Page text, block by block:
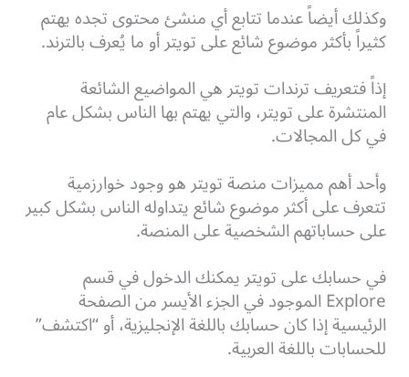
وكذلك أيضاً عندما تتابع أي منشئ محتوى تجده يهتم
كثيراً بأكثر موضوع شائع على تويتر أو ما يُعرف بالترند.
إذاً فتعريف ترندات تويتر هي المواضيع الشائعة
المنتشرة على تويتر، والتي يهتم بها الناس بشكل عام
في كل المجالات.
وأحد أهم مميزات منصة تويتر هو وجود خوارزمية
تتعرف على أكثر موضوع شائع يتداوله الناس بشكل كبير
على حساباتهم الشخصية على المنصة.
في حسابك على تويتر يمكنك الدخول في قسم
Explore الموجود في الجزء الأيسر من الصفحة
الرئيسية إذا كان حسابك باللغة الإنجليزية، أو “اكتشف”
للحسابات باللغة العربية.